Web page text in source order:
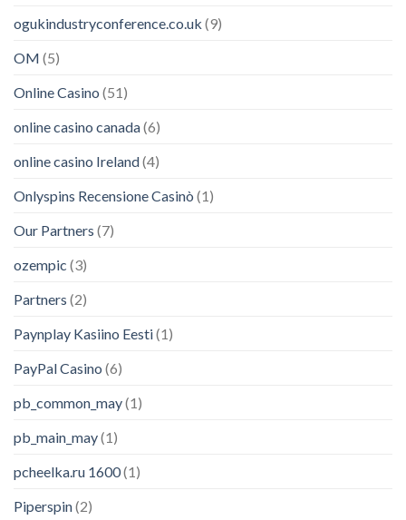
ogukindustryconference.co.uk (9)
OM (5)
Online Casino (51)
online casino canada(6)
online casino Ireland(4)
Onlyspins Recensione Casinò (1)
Our Partners (7)
ozempic (3)
Partners (2)
Paynplay Kasiino Eesti(1)
PayPal Casino (6)
pb_common_may(1)
pb_main_may(1)
pcheelka.ru 1600(1)
Piperspin(2)